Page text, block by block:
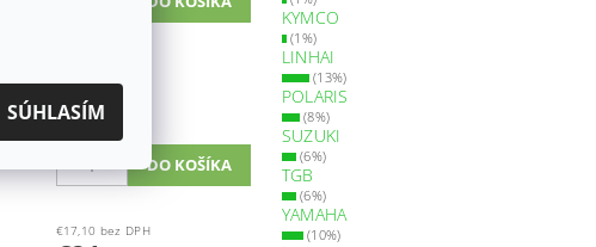
€1,30
do 7 dní
€17,10 bez DPH
KYMCO
(1%)
LINHAI
(13%)
POLARIS
(8%)
SUZUKI
(6%)
TGB
(6%)
YAMAHA
(10%)
SÚHLASÍM